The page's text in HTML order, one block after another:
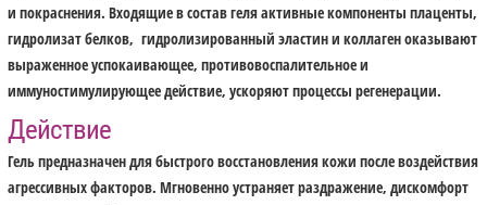
и покраснения. Входящие в состав геля активные компоненты плаценты,
гидролизат белков, гидролизированный эластин и коллаген оказывают
выраженное успокаивающее, противовоспалительное и
иммуностимулирующее действие, ускоряют процессы регенерации.
Действие
Гель предназначен для быстрого восстановления кожи после воздействия
агрессивных факторов. Мгновенно устраняет раздражение, дискомфорт